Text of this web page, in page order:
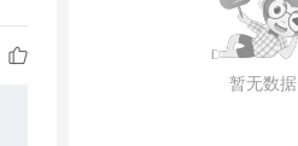
暂无数据